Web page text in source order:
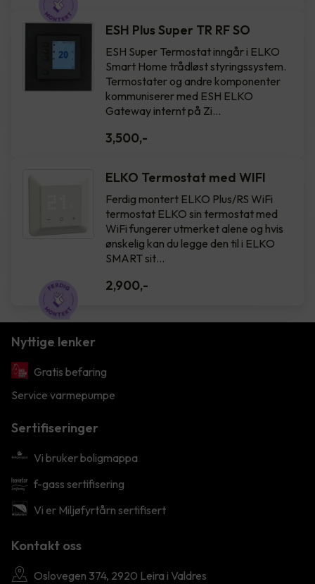
ESH Plus Super TR RF SO
ESH Super Termostat inngår i ELKO
Smart Home trådløst styringssystem.
Termostater og andre komponenter
kommuniserer med ESH ELKO
Gateway internt på Zi…
3,500,-
ELKO Termostat med WIFI
Ferdig montert ELKO Plus/RS WiFi
termostat ELKO sin termostat med
WiFi fungerer utmerket alene og hvis
ønskelig kan du legge den til i ELKO
SMART sit…
2,900,-
Nyttige lenker
Gratis befaring
Service varmepumpe
Sertifiseringer
Vi bruker boligmappa
f-gass sertifisering
Vi er Miljøfyrtårn sertifisert
Kontakt oss
Oslovegen 374, 2920 Leira i Valdres